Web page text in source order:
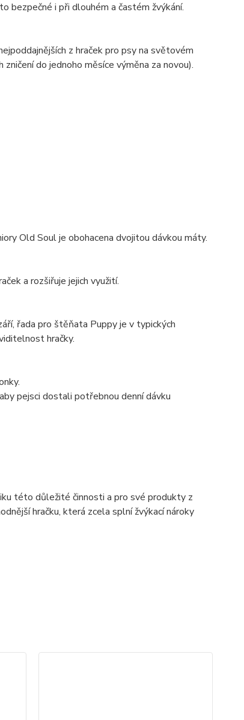
bezpečné i při dlouhém a častém žvýkání.
z hraček pro psy na světovém
do jednoho měsíce výměna za novou).
Old Soul je obohacena dvojitou dávkou máty.
a rozšiřuje jejich využití.
řada pro štěňata Puppy je v typických
hračky.
pejsci dostali potřebnou denní dávku
této důležité činnosti a pro své produkty z
hračku, která zcela splní žvýkací nároky